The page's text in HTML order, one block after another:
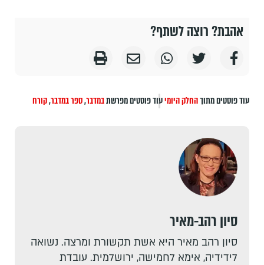
אהבת? רוצה לשתף?
עוד פוסטים מתוךהחלק היומיעוד פוסטים מפרשתבמדבר,ספר במדבר,קורח
סיון רהב-מאיר
סיון רהב מאיר היא אשת תקשורת ומרצה. נשואה
לידידיה, אימא לחמישה, ירושלמית. עובדת